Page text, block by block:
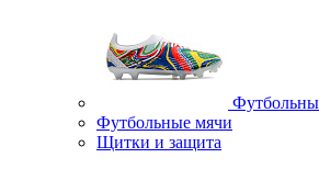
Футбольные мячи
Щитки и защита